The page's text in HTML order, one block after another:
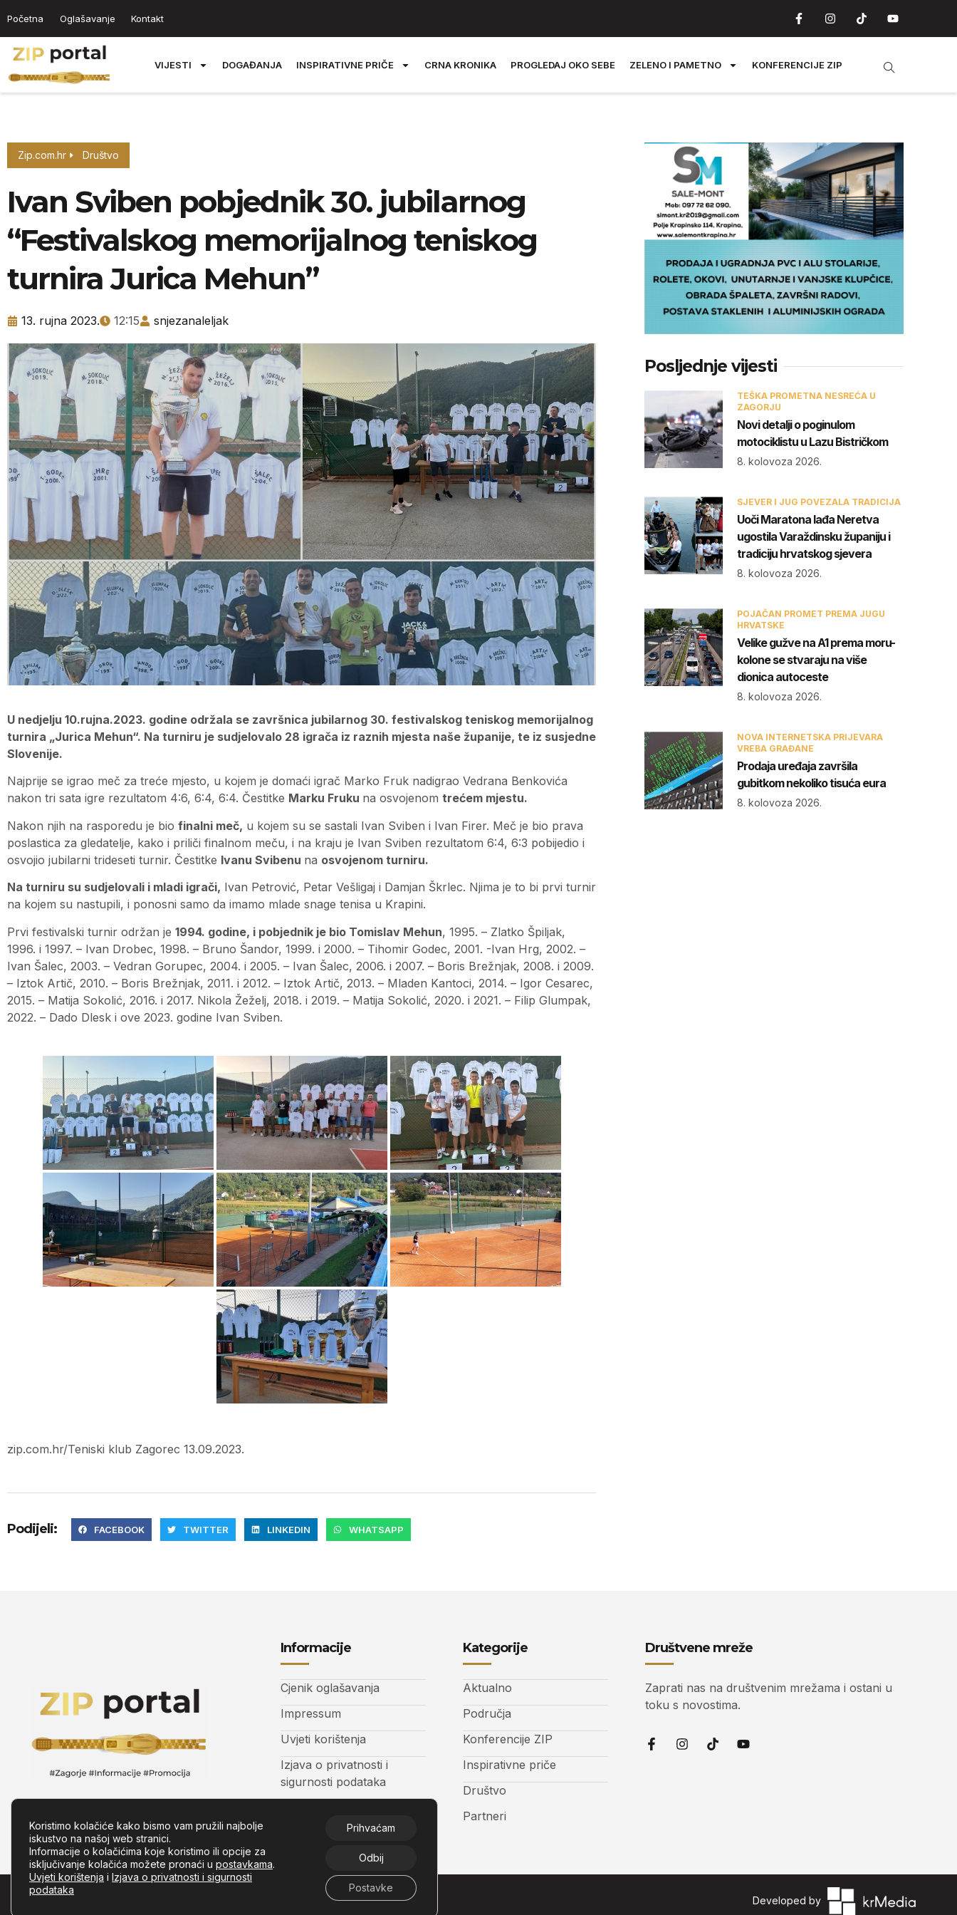
Početna Oglašavanje Kontakt
VIJESTI DOGAĐANJA INSPIRATIVNE PRIČE CRNA KRONIKA PROGLEDAJ OKO SEBE ZELENO I PAMETNO KONFERENCIJE ZIP
Zip.com.hr Društvo
Ivan Sviben pobjednik 30. jubilarnog
“Festivalskog memorijalnog teniskog
turnira Jurica Mehun”
13. rujna 2023. 12:15 snjezanaleljak
U nedjelju 10.rujna.2023. godine održala se završnica jubilarnog 30. festivalskog teniskog memorijalnog
turnira „Jurica Mehun“. Na turniru je sudjelovalo 28 igrača iz raznih mjesta naše županije, te iz susjedne
Slovenije.
Najprije se igrao meč za treće mjesto, u kojem je domaći igrač Marko Fruk nadigrao Vedrana Benkovića
nakon tri sata igre rezultatom 4:6, 6:4, 6:4. Čestitke Marku Fruku na osvojenom trećem mjestu.
Nakon njih na rasporedu je bio finalni meč, u kojem su se sastali Ivan Sviben i Ivan Firer. Meč je bio prava
poslastica za gledatelje, kako i priliči finalnom meču, i na kraju je Ivan Sviben rezultatom 6:4, 6:3 pobijedio i
osvojio jubilarni trideseti turnir. Čestitke Ivanu Svibenu na osvojenom turniru.
Na turniru su sudjelovali i mladi igrači, Ivan Petrović, Petar Vešligaj i Damjan Škrlec. Njima je to bi prvi turnir
na kojem su nastupili, i ponosni samo da imamo mlade snage tenisa u Krapini.
Prvi festivalski turnir održan je 1994. godine, i pobjednik je bio Tomislav Mehun, 1995. – Zlatko Špiljak,
1996. i 1997. – Ivan Drobec, 1998. – Bruno Šandor, 1999. i 2000. – Tihomir Godec, 2001. -Ivan Hrg, 2002. –
Ivan Šalec, 2003. – Vedran Gorupec, 2004. i 2005. – Ivan Šalec, 2006. i 2007. – Boris Brežnjak, 2008. i 2009.
– Iztok Artič, 2010. – Boris Brežnjak, 2011. i 2012. – Iztok Artič, 2013. – Mladen Kantoci, 2014. – Igor Cesarec,
2015. – Matija Sokolić, 2016. i 2017. Nikola Žeželj, 2018. i 2019. – Matija Sokolić, 2020. i 2021. – Filip Glumpak,
2022. – Dado Dlesk i ove 2023. godine Ivan Sviben.
zip.com.hr/Teniski klub Zagorec 13.09.2023.
Podijeli: FACEBOOK TWITTER LINKEDIN WHATSAPP
Posljednje vijesti
TEŠKA PROMETNA NESREĆA U
ZAGORJU
Novi detalji o poginulom
motociklistu u Lazu Bistričkom
8. kolovoza 2026.
SJEVER I JUG POVEZALA TRADICIJA
Uoči Maratona lađa Neretva
ugostila Varaždinsku županiju i
tradiciju hrvatskog sjevera
8. kolovoza 2026.
POJAČAN PROMET PREMA JUGU
HRVATSKE
Velike gužve na A1 prema moru-
kolone se stvaraju na više
dionica autoceste
8. kolovoza 2026.
NOVA INTERNETSKA PRIJEVARA
VREBA GRAĐANE
Prodaja uređaja završila
gubitkom nekoliko tisuća eura
8. kolovoza 2026.
Informacije
Cjenik oglašavanja
Impressum
Uvjeti korištenja
Izjava o privatnosti i
sigurnosti podataka
Kategorije
Aktualno
Područja
Konferencije ZIP
Inspirativne priče
Društvo
Partneri
Društvene mreže
Zaprati nas na društvenim mrežama i ostani u
toku s novostima.
Developed by
Koristimo kolačiće kako bismo vam pružili najbolje
iskustvo na našoj web stranici.
Informacije o kolačićima koje koristimo ili opcije za
isključivanje kolačića možete pronaći u postavkama.
Uvjeti korištenja i Izjava o privatnosti i sigurnosti
podataka
Prihvaćam
Odbij
Postavke